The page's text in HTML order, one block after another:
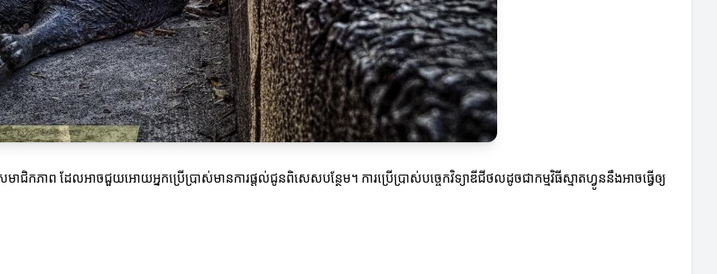
វិធីសមាជិកភាព ដែលអាចជួយអោយអ្នកប្រើប្រាស់មានការផ្តល់ជូនពិសេសបន្ថែម។ ការប្រើប្រាស់បច្ចេកវិទ្យាឌីជីថលដូចជាកម្មវិធីស្មាតហ្វូននឹងអាចធ្វើឲ្យ